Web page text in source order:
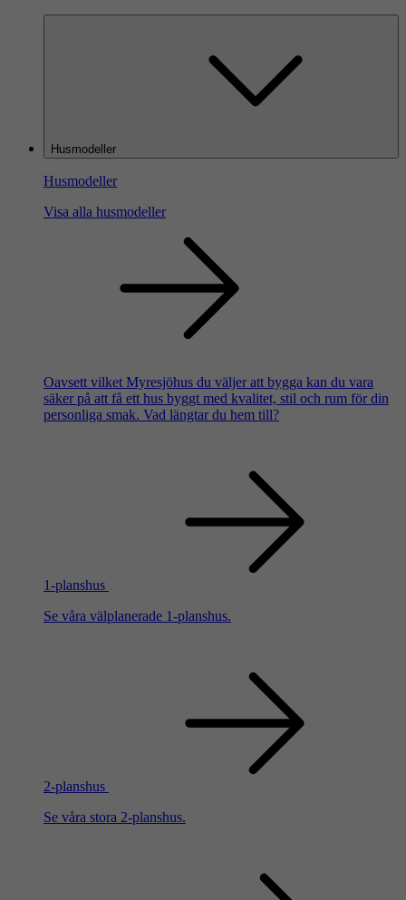
Husmodeller
Husmodeller
Visa alla husmodeller
Oavsett vilket Myresjöhus du väljer att bygga kan du vara
säker på att få ett hus byggt med kvalitet, stil och rum för din
personliga smak. Vad längtar du hem till?
1-planshus
Se våra välplanerade 1-planshus.
2-planshus
Se våra stora 2-planshus.